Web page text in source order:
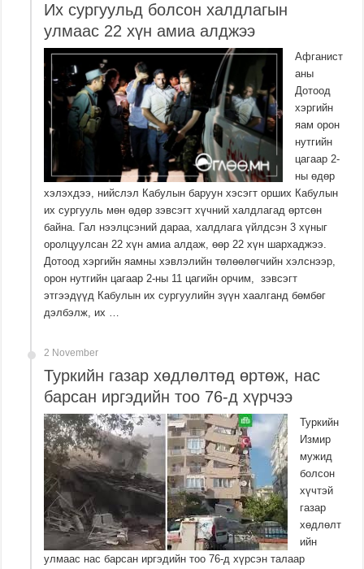
Их сургуульд болсон халдлагын
улмаас 22 хүн амиа алджээ
Афганист
аны
Дотоод
хэргийн
яам орон
нутгийн
цагаар 2-
ны өдөр
хэлэхдээ, нийслэл Кабулын баруун хэсэгт орших Кабулын
их сургууль мөн өдөр зэвсэгт хүчний халдлагад өртсөн
байна. Гал нээлцсэний дараа, халдлага үйлдсэн 3 хүныг
оролцуулсан 22 хүн амиа алдаж, өөр 22 хүн шархаджээ.
Дотоод хэргийн яамны хэвлэлийн төлөөлөгчийн хэлснээр,
орон нутгийн цагаар 2-ны 11 цагийн орчим, зэвсэгт
этгээдүүд Кабулын их сургуулийн зүүн хаалганд бөмбөг
дэлбэлж, их …
2 November
Туркийн газар хөдлөлтөд өртөж, нас
барсан иргэдийн тоо 76-д хүрчээ
Туркийн
Измир
мужид
болсон
хүчтэй
газар
хөдлөлт
ийн
улмаас нас барсан иргэдийн тоо 76-д хүрсэн талаар